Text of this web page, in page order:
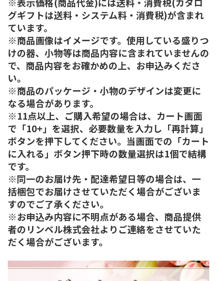
グギフトは送料・システム料・消費税)が含まれ
ています。
※商品画像はイメージです。使用している盛りつ
けの器、小物等は商品内容に含まれていませんの
で、商品内容をお確かめの上、お申込みくださ
い。
※商品のパッケージ・小物のデザインは変更に
なる場合があります。
※11点以上、ご購入希望の場合は、カート画面
で「10+」を選択、必要数量を入力し「再計算」
ボタンを押下してください。当画面での「カート
に入れる」ボタン押下時の数量選択は1個で結構
です。
※同一のお届け先・配達希望日等の場合は、一
括梱包でお届けさせていただく場合がございま
すのでご了承ください。
※お申込み内容に不明点がある場合、商品提供
者のリンベル株式会社よりご連絡をさせていた
だく場合がございます。